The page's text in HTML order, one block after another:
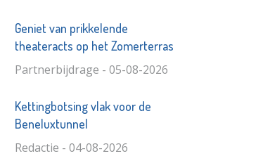
Geniet van prikkelende
theateracts op het Zomerterras
Partnerbijdrage - 05-08-2026
Kettingbotsing vlak voor de
Beneluxtunnel
Redactie - 04-08-2026